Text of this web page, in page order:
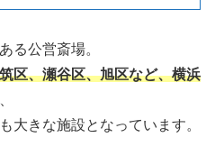
る公営斎場。
区、瀬谷区、旭区など、横浜
大きな施設となっています。